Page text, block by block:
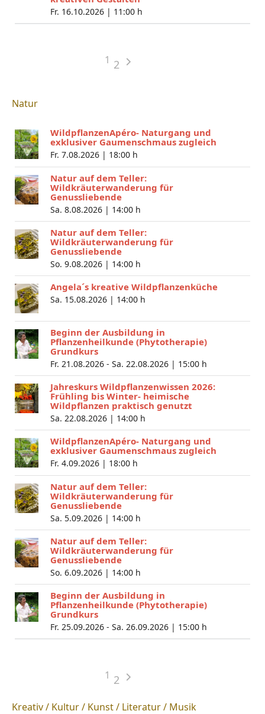
Fr. 16.10.2026 | 11:00 h
1 2
Natur
WildpflanzenApéro- Naturgang und
exklusiver Gaumenschmaus zugleich
Fr. 7.08.2026 | 18:00 h
Natur auf dem Teller:
Wildkräuterwanderung für
Genussliebende
Sa. 8.08.2026 | 14:00 h
Natur auf dem Teller:
Wildkräuterwanderung für
Genussliebende
So. 9.08.2026 | 14:00 h
Angela´s kreative Wildpflanzenküche
Sa. 15.08.2026 | 14:00 h
Beginn der Ausbildung in
Pflanzenheilkunde (Phytotherapie)
Grundkurs
Fr. 21.08.2026 - Sa. 22.08.2026 | 15:00 h
Jahreskurs Wildpflanzenwissen 2026:
Frühling bis Winter- heimische
Wildpflanzen praktisch genutzt
Sa. 22.08.2026 | 14:00 h
WildpflanzenApéro- Naturgang und
exklusiver Gaumenschmaus zugleich
Fr. 4.09.2026 | 18:00 h
Natur auf dem Teller:
Wildkräuterwanderung für
Genussliebende
Sa. 5.09.2026 | 14:00 h
Natur auf dem Teller:
Wildkräuterwanderung für
Genussliebende
So. 6.09.2026 | 14:00 h
Beginn der Ausbildung in
Pflanzenheilkunde (Phytotherapie)
Grundkurs
Fr. 25.09.2026 - Sa. 26.09.2026 | 15:00 h
1 2
Kreativ / Kultur / Kunst / Literatur / Musik